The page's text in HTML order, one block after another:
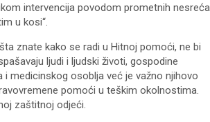
intervencija povodom prometnih nesreća
u kosi“.
znate kako se radi u Hitnoj pomoći, ne bi
ljudi i ljudski životi, gospodine
medicinskog osoblja već je važno njihovo
pomoći u teškim okolnostima.
zaštitnoj odjeći.